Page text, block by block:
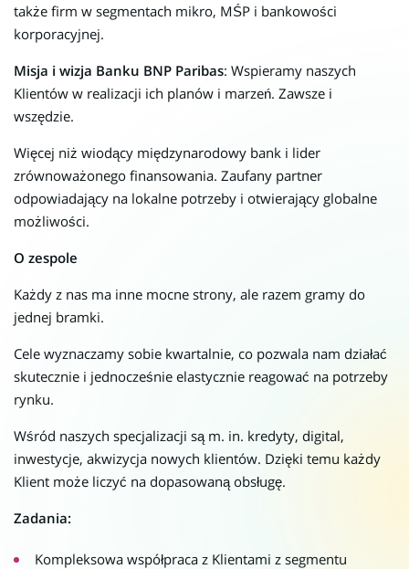
także firm w segmentach mikro, MŚP i bankowości
korporacyjnej.
Misja i wizja Banku BNP Paribas: Wspieramy naszych
Klientów w realizacji ich planów i marzeń. Zawsze i
wszędzie.
Więcej niż wiodący międzynarodowy bank i lider
zrównoważonego finansowania. Zaufany partner
odpowiadający na lokalne potrzeby i otwierający globalne
możliwości.
O zespole
Każdy z nas ma inne mocne strony, ale razem gramy do
jednej bramki.
Cele wyznaczamy sobie kwartalnie, co pozwala nam działać
skutecznie i jednocześnie elastycznie reagować na potrzeby
rynku.
Wśród naszych specjalizacji są m. in. kredyty, digital,
inwestycje, akwizycja nowych klientów. Dzięki temu każdy
Klient może liczyć na dopasowaną obsługę.
Zadania:
Kompleksowa współpraca z Klientami z segmentu